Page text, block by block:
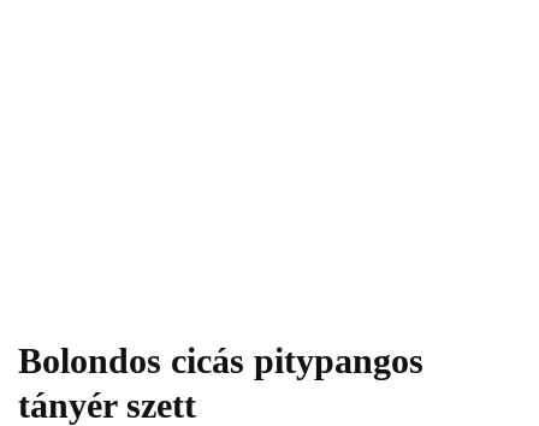
Bolondos cicás pitypangos
tányér szett